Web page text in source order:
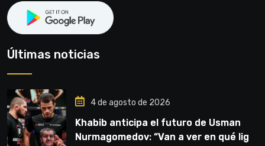
Últimas noticias
4 de agosto de 2026
Khabib anticipa el futuro de Usman
Nurmagomedov: “Van a ver en qué liga